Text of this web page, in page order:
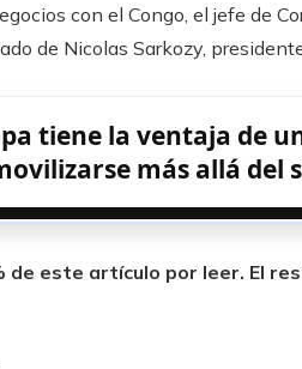
con el Congo, el jefe de
de Nicolas Sarkozy,
tiene la ventaja de
más allá del
de este artículo por leer. El